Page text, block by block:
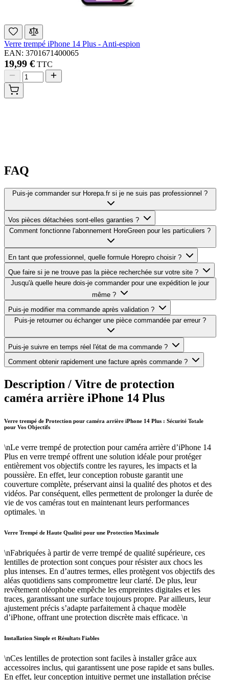
Verre trempé iPhone 14 Plus - Anti-espion
EAN: 3701671400065
19,99 € TTC
FAQ
Puis-je commander sur Horepa.fr si je ne suis pas professionnel ?
Vos pièces détachées sont-elles garanties ?
Comment fonctionne l'abonnement HoreGreen pour les particuliers ?
En tant que professionnel, quelle formule Horepro choisir ?
Que faire si je ne trouve pas la pièce recherchée sur votre site ?
Jusqu'à quelle heure dois-je commander pour une expédition le jour
même ?
Puis-je modifier ma commande après validation ?
Puis-je retourner ou échanger une pièce commandée par erreur ?
Puis-je suivre en temps réel l'état de ma commande ?
Comment obtenir rapidement une facture après commande ?
Description / Vitre de protection
caméra arrière iPhone 14 Plus
Verre trempé de Protection pour caméra arrière iPhone 14 Plus : Sécurité Totale
pour Vos Objectifs
\nLe verre trempé de protection pour caméra arrière d’iPhone 14
Plus en verre trempé offrent une solution idéale pour protéger
entièrement vos objectifs contre les rayures, les impacts et la
poussière. En effet, leur conception robuste garantit une
couverture complète, préservant ainsi la qualité des photos et des
vidéos. Par conséquent, elles permettent de prolonger la durée de
vie de vos caméras tout en maintenant leurs performances
optimales. \n
Verre Trempé de Haute Qualité pour une Protection Maximale
\nFabriquées à partir de verre trempé de qualité supérieure, ces
lentilles de protection sont conçues pour résister aux chocs les
plus intenses. En d’autres termes, elles protègent vos objectifs des
aléas quotidiens sans compromettre leur clarté. De plus, leur
revêtement oléophobe empêche les empreintes digitales et les
traces, garantissant une surface toujours propre. Par ailleurs, leur
ajustement précis s’adapte parfaitement à chaque modèle
d’iPhone, offrant une protection discrète mais efficace. \n
Installation Simple et Résultats Fiables
\nCes lentilles de protection sont faciles à installer grâce aux
accessoires inclus, qui garantissent une pose rapide et sans bulles.
En effet, leur conception intuitive permet une installation précise